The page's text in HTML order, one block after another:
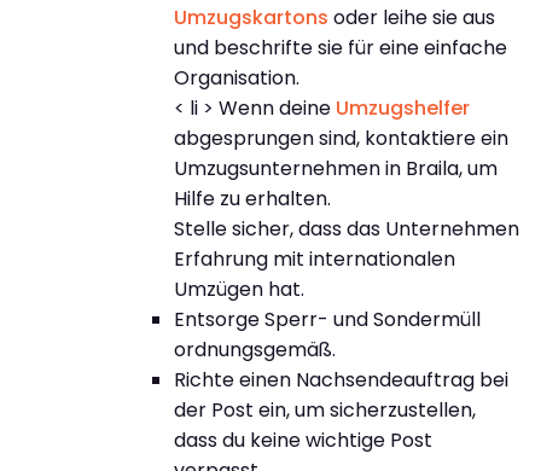
Umzugskartons oder leihe sie aus
und beschrifte sie für eine einfache
Organisation.
< li > Wenn deine Umzugshelfer
abgesprungen sind, kontaktiere ein
Umzugsunternehmen in Braila, um
Hilfe zu erhalten.
Stelle sicher, dass das Unternehmen
Erfahrung mit internationalen
Umzügen hat.
Entsorge Sperr- und Sondermüll
ordnungsgemäß.
Richte einen Nachsendeauftrag bei
der Post ein, um sicherzustellen,
dass du keine wichtige Post